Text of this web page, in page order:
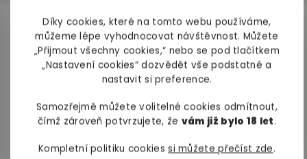
Díky cookies, které na tomto webu používáme,
můžeme lépe vyhodnocovat návštěvnost. Můžete
„Přijmout všechny cookies,“ nebo se pod tlačítkem
„Nastavení cookies“ dozvědět vše podstatné a
nastavit si preference.
Samozřejmě můžete volitelné cookies odmítnout,
čímž zároveň potvrzujete, že vám již bylo 18 let.
Kompletní politiku cookiessi můžete přečíst zde.
heřmánek, rozmarýn, kopřiva, nebo zelený čaj)
– mají různé vlastnosti a mohou pomáhat
zklidňovat pokožku hlavy, posilovat vlasy,
stimulovat růst vlasů a přidávat jim objem.
Přírodní oleje (např. kokosový jojobový,
arganový nebo mandlový olej) – jsou bohaté
před poškozením.